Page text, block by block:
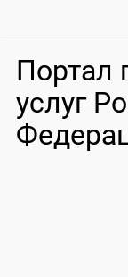
Портал
услуг